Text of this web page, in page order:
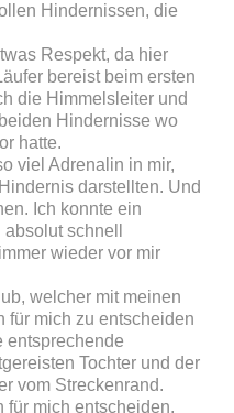
Hindernissen, die
Respekt, da hier
bereist beim ersten
die Himmelsleiter und
Hindernisse wo
hatte.
viel Adrenalin in mir,
darstellten. Und
Ich konnte ein
schnell
wieder vor mir
welcher mit meinen
für mich zu entscheiden
entsprechende
Tochter und der
vom Streckenrand.
für mich entscheiden,